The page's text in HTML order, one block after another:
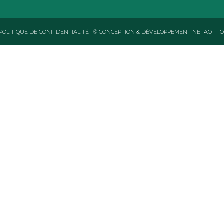
DE CONFIDENTIALITÉ | © CONCEPTION & DÉVELOPPEMENT NETAO |